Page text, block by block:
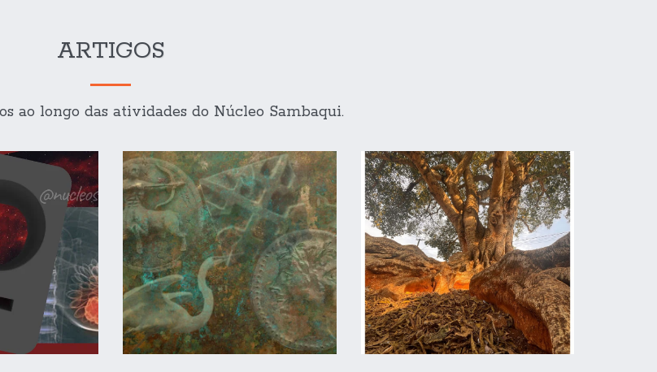
ARTIGOS
ao longo das atividades do Núcleo Sambaqui.